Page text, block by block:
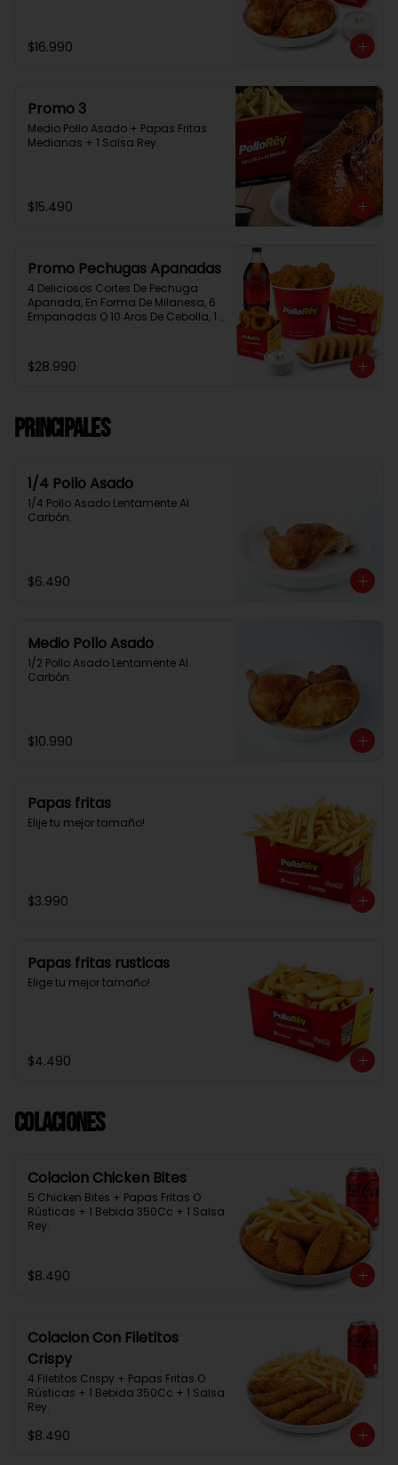
$16.990
Promo 3
Medio Pollo Asado + Papas Fritas
Medianas + 1 Salsa Rey.
$15.490
Promo Pechugas Apanadas
4 Deliciosos Cortes De Pechuga
Apanada, En Forma De Milanesa, 6
Empanadas O 10 Aros De Cebolla, 1
$28.990
Principales
1/4 Pollo Asado
1/4 Pollo Asado Lentamente Al
Carbón.
$6.490
Medio Pollo Asado
1/2 Pollo Asado Lentamente Al
Carbón.
$10.990
Papas fritas
Elije tu mejor tamaño!
$3.990
Papas fritas rusticas
Elige tu mejor tamaño!
$4.490
Colaciones
Colacion Chicken Bites
5 Chicken Bites + Papas Fritas O
Rústicas + 1 Bebida 350Cc + 1 Salsa
Rey.
$8.490
Colacion Con Filetitos
Crispy
4 Filetitos Crispy + Papas Fritas O
Rústicas + 1 Bebida 350Cc + 1 Salsa
Rey.
$8.490